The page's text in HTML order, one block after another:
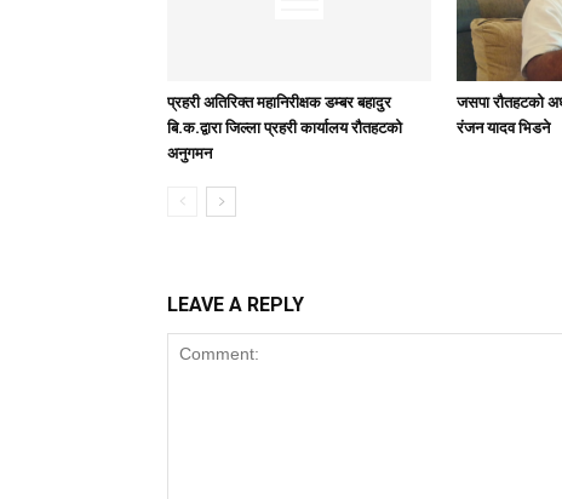
प्रहरी अतिरिक्त महानिरीक्षक डम्बर बहादुर
बि.क.द्वारा जिल्ला प्रहरी कार्यालय रौतहटको
अनुगमन
जसपा राैतहटको
रंजन यादव भिडने
LEAVE A REPLY